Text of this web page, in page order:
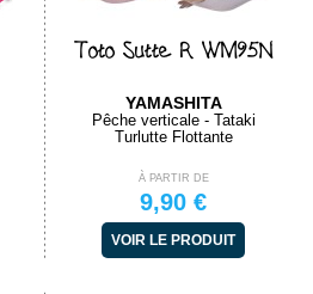
Toto Sutte R WM95N
YAMASHITA
Pêche verticale - Tataki
Turlutte Flottante
À PARTIR DE
9,90 €
VOIR LE PRODUIT